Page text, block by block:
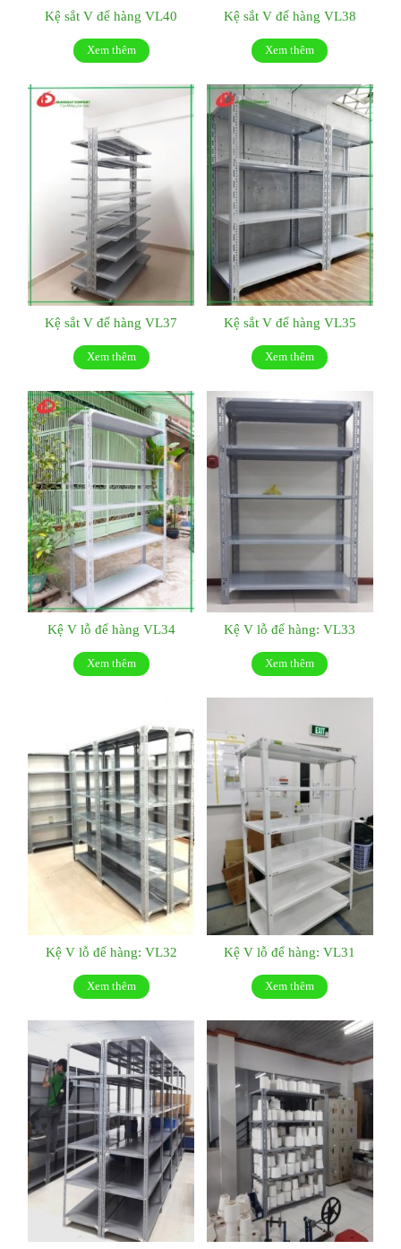
Kệ sắt V để hàng VL40
Xem thêm
Kệ sắt V để hàng VL38
Xem thêm
Kệ sắt V để hàng VL37
Xem thêm
Kệ sắt V để hàng VL35
Xem thêm
Kệ V lỗ để hàng VL34
Xem thêm
Kệ V lỗ để hàng: VL33
Xem thêm
Kệ V lỗ để hàng: VL32
Xem thêm
Kệ V lỗ để hàng: VL31
Xem thêm